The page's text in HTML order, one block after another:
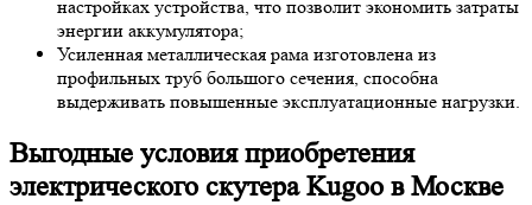
настройках устройства, что позволит экономить затраты
энергии аккумулятора;
Усиленная металлическая рама изготовлена из
профильных труб большого сечения, способна
выдерживать повышенные эксплуатационные нагрузки.
Выгодные условия приобретения
электрического скутера Kugoo в Москве